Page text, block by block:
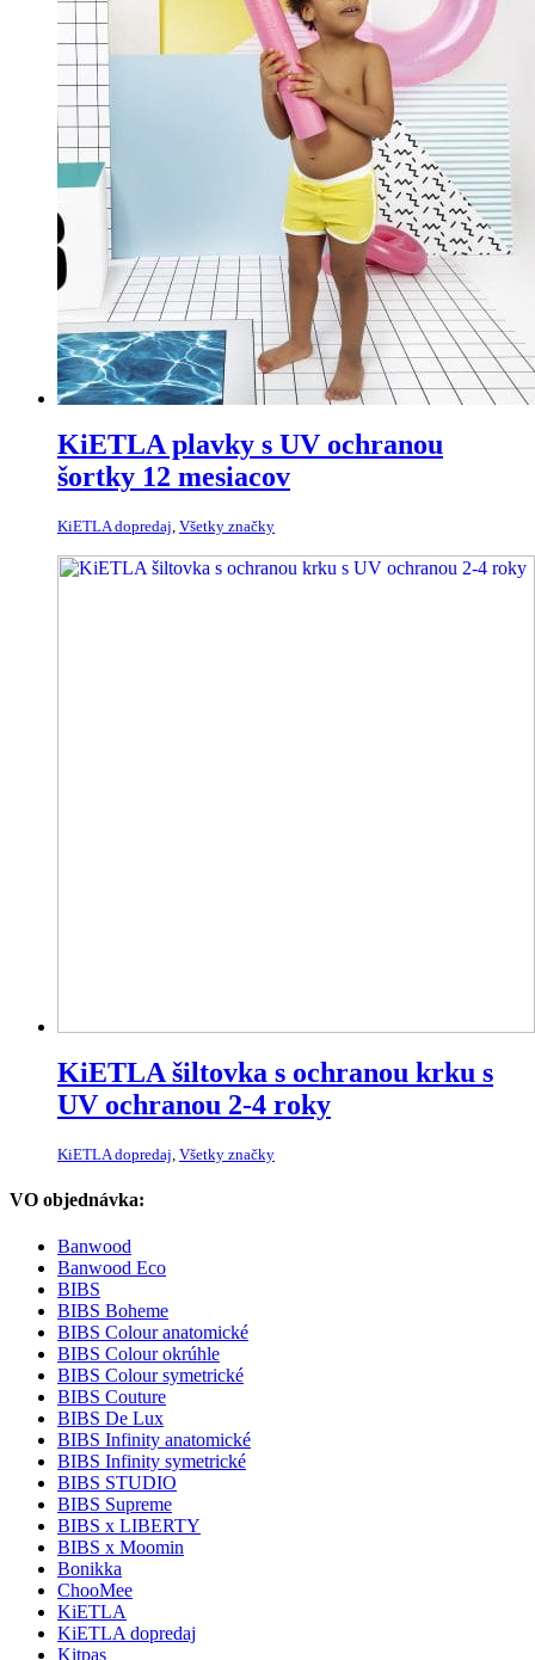
KiETLA plavky s UV ochranou
šortky 12 mesiacov
KiETLA dopredaj Všetky značky
KiETLA šiltovka s ochranou krku s
UV ochranou 2-4 roky
KiETLA dopredaj Všetky značky
VO objednávka:
Banwood
Banwood Eco
BIBS
BIBS Boheme
BIBS Colour anatomické
BIBS Colour okrúhle
BIBS Colour symetrické
BIBS Couture
BIBS De Lux
BIBS Infinity anatomické
BIBS Infinity symetrické
BIBS STUDIO
BIBS Supreme
BIBS x LIBERTY
BIBS x Moomin
Bonikka
ChooMee
KiETLA
KiETLA dopredaj
Kitpas